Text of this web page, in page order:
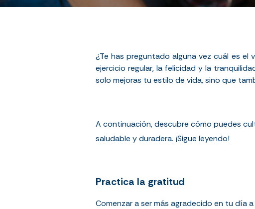
¿Te has preguntado alguna vez cuál es
ejercicio regular, la felicidad y la
solo mejoras tu estilo de vida, sino que
A continuación, descubre cómo puedes
saludable y duradera. ¡Sigue leyendo!
Practica la gratitud
Comenzar a ser más agradecido en tu día